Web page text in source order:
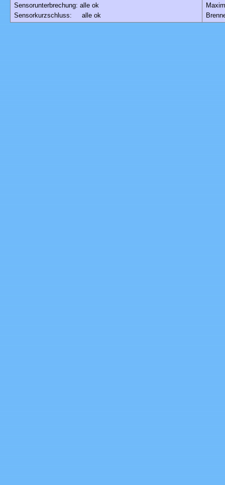
Sensorunterbrechung: alle ok
Sensorkurzschluss: alle ok